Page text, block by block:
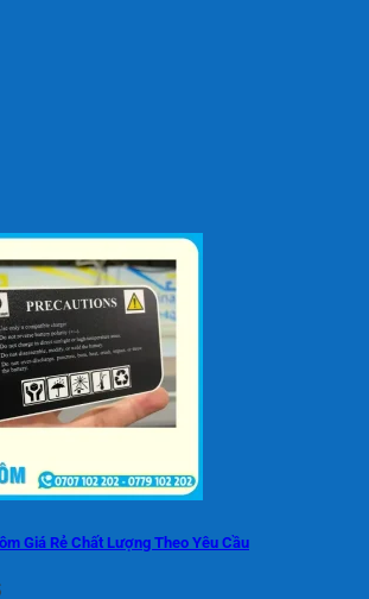
Giá Rẻ Chất Lượng Theo Yêu Cầu